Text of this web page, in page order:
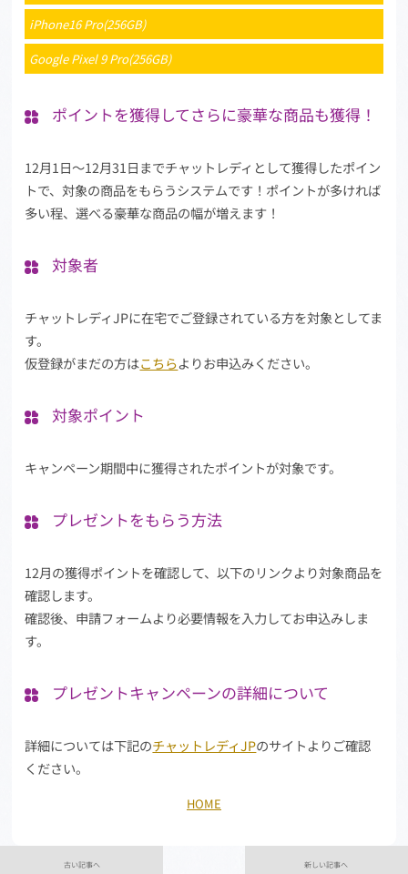
iPhone16 Pro(256GB)
Google Pixel 9 Pro(256GB)
ポイントを獲得してさらに豪華な商品も獲得！
12月1日～12月31日までチャットレディとして獲得したポイン
トで、対象の商品をもらうシステムです！ポイントが多ければ
多い程、選べる豪華な商品の幅が増えます！
対象者
チャットレディJPに在宅でご登録されている方を対象としてま
す。
仮登録がまだの方はこちらよりお申込みください。
対象ポイント
キャンペーン期間中に獲得されたポイントが対象です。
プレゼントをもらう方法
12月の獲得ポイントを確認して、以下のリンクより対象商品を
確認します。
確認後、申請フォームより必要情報を入力してお申込みしま
す。
プレゼントキャンペーンの詳細について
詳細については下記のチャットレディJPのサイトよりご確認
ください。
HOME
古い記事へ 新しい記事へ